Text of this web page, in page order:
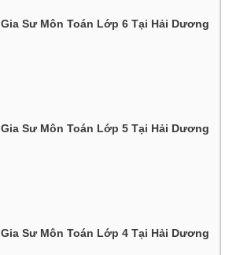
Gia Sư Môn Toán Lớp 6 Tại Hải Dương
Gia Sư Môn Toán Lớp 5 Tại Hải Dương
Gia Sư Môn Toán Lớp 4 Tại Hải Dương